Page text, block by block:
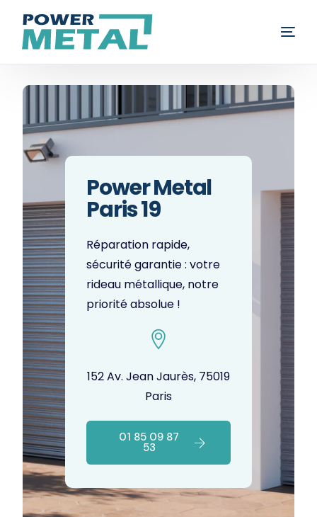
Power Metal
Paris 19
Réparation rapide,
sécurité garantie : votre
rideau métallique, notre
priorité absolue !
152 Av. Jean Jaurès, 75019
Paris
01 85 09 87
53
Rideau métallique
Volet roulant
Porte de garage
Fenêtre
Blog
Contact